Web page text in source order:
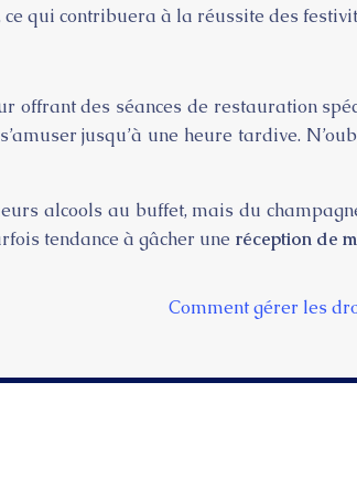
ce qui contribuera à la réussite des
offrant des séances de restauration
jusqu’à une heure tardive.
alcools au buffet, mais du
tendance à gâcher une réception de
Comment gérer les